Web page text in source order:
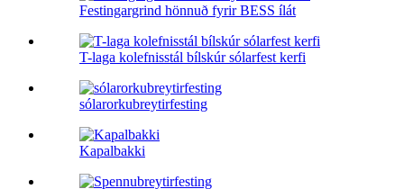
Festingargrind hönnuð fyrir BESS ílát
T-laga kolefnisstál bílskúr sólarfest kerfi
sólarorkubreytirfesting
Kapalbakki